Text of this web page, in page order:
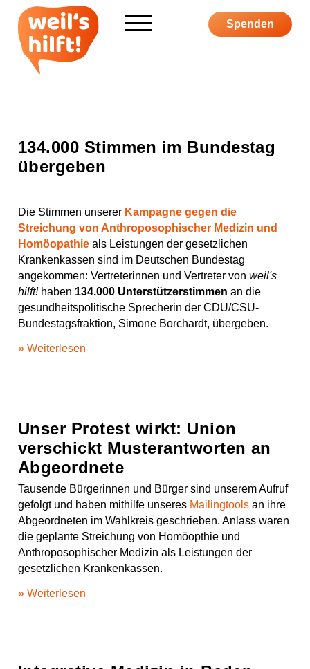
Spenden
Informieren
Kampagne
S
u
c
h
e
F
a
c
e
b
o
o
I
n
s
t
a
g
r
Y
o
u
T
u
b
e
P
o
d
c
a
s
t
S
h
o
p
134.000 Stimmen im Bundestag
übergeben
Die Stimmen unserer Kampagne gegen die
Streichung von Anthroposophischer Medizin und
Homöopathie als Leistungen der gesetzlichen
Krankenkassen sind im Deutschen Bundestag
angekommen: Vertreterinnen und Vertreter von weil's
hilft! haben 134.000 Unterstützerstimmen an die
gesundheitspolitische Sprecherin der CDU/CSU-
Bundestagsfraktion, Simone Borchardt, übergeben.
» Weiterlesen
Unser Protest wirkt: Union
verschickt Musterantworten an
Abgeordnete
Tausende Bürgerinnen und Bürger sind unserem Aufruf
gefolgt und haben mithilfe unseres Mailingtools an ihre
Abgeordneten im Wahlkreis geschrieben. Anlass waren
die geplante Streichung von Homöopthie und
Anthroposophischer Medizin als Leistungen der
gesetzlichen Krankenkassen.
» Weiterlesen